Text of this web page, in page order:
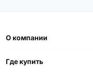
О компании
Где купить